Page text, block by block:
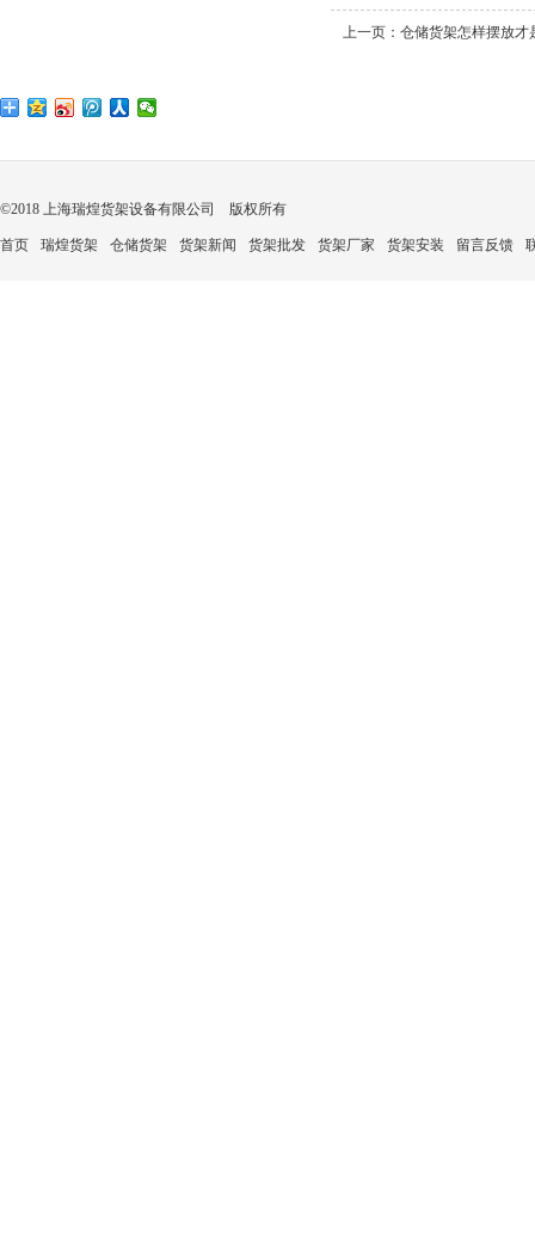
上一页： 仓储货架怎样摆放才
©2018 上海瑞煌货架设备有限公司 版权所有
首页 瑞煌货架 仓储货架 货架新闻 货架批发 货架厂家 货架安装 留言反馈